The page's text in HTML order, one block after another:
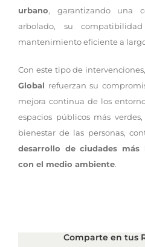
urbano, garantizando una
arbolado, su
mantenimiento eficiente a
Con este tipo de intervenciones,
Global refuerzan su
mejora continua de los
espacios públicos más
bienestar de las personas,
desarrollo de ciudades más
con el medio ambiente.
Comparte en tus